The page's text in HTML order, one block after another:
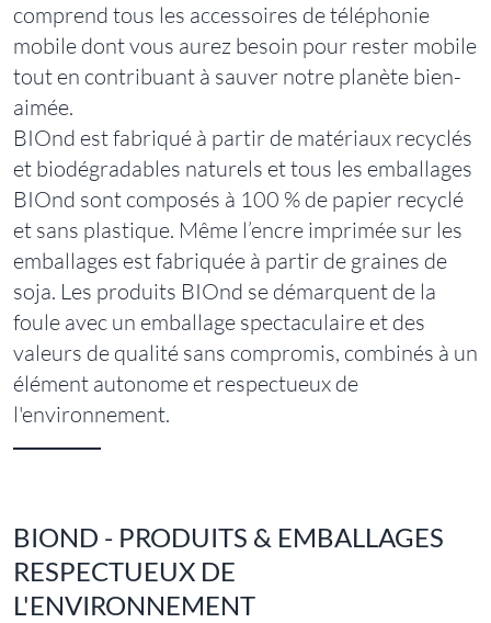
comprend tous les accessoires de téléphonie
mobile dont vous aurez besoin pour rester mobile
tout en contribuant à sauver notre planète bien-
aimée.
BIOnd est fabriqué à partir de matériaux recyclés
et biodégradables naturels et tous les emballages
BIOnd sont composés à 100 % de papier recyclé
et sans plastique. Même l’encre imprimée sur les
emballages est fabriquée à partir de graines de
soja. Les produits BIOnd se démarquent de la
foule avec un emballage spectaculaire et des
valeurs de qualité sans compromis, combinés à un
élément autonome et respectueux de
l'environnement.
BIOND - PRODUITS & EMBALLAGES
RESPECTUEUX DE
L'ENVIRONNEMENT